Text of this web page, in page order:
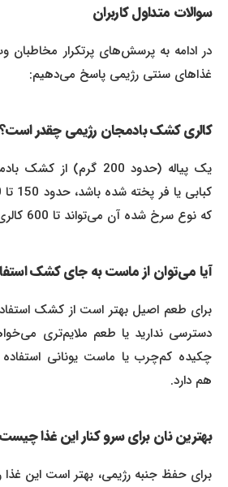
سوالات متداول کاربران
در ادامه به پرسش‌های پرتکرار مخاطبان
غذاهای سنتی رژیمی پاسخ می‌دهیم:
کالری کشک بادمجان رژیمی چقدر است؟
یک پیاله (حدود 200 گرم) از
که نوع سرخ شده آن می‌تواند تا 600 کالری داشته باشد.
آیا می‌توان از ماست به جای کشک
برای طعم اصیل بهتر است از کشک استفاده
دسترسی ندارید یا طعم ملایم‌تری
چکیده کم‌چرب یا ماست یونانی استفاده
هم دارد.
بهترین نان برای سرو کنار این غذا چیست؟
برای حفظ جنبه رژیمی، بهتر است این غذا